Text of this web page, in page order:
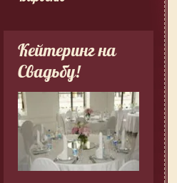
Кейтеринг на
Свадьбу!